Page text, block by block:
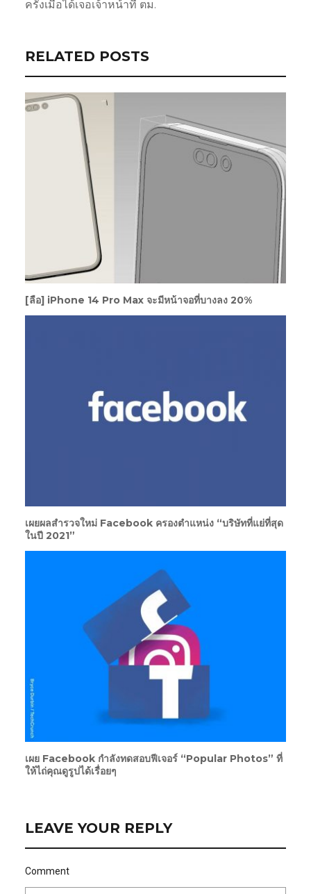
ครั้งเมื่อได้เจอเจ้าหน้าที่ ตม.
RELATED POSTS
[ลือ] iPhone 14 Pro Max จะมีหน้าจอที่บางลง 20%
เผยผลสำรวจใหม่ Facebook ครองตำแหน่ง “บริษัทที่แย่ที่สุด
ในปี 2021”
เผย Facebook กำลังทดสอบฟีเจอร์ “Popular Photos” ที่
ให้ไถ่คุณดูรูปได้เรื่อยๆ
LEAVE YOUR REPLY
Comment